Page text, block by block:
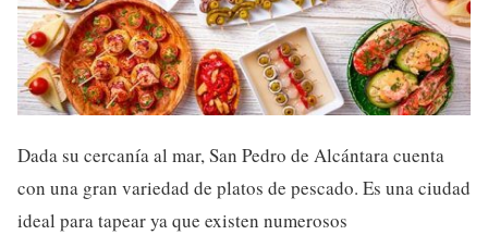
Dada su cercanía al mar, San Pedro de Alcántara cuenta
con una gran variedad de platos de pescado. Es una ciudad
ideal para tapear ya que existen numerosos